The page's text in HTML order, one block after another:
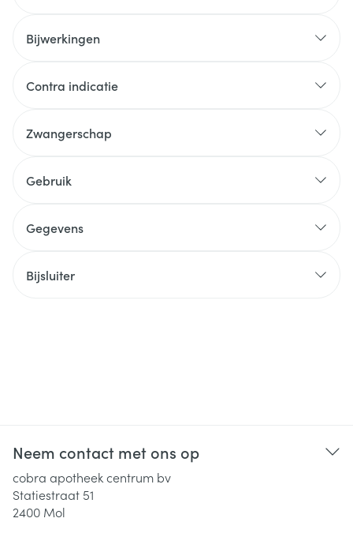
Bijwerkingen
Contra indicatie
Zwangerschap
Gebruik
Gegevens
Bijsluiter
Neem contact met ons op
cobra apotheek centrum bv
Statiestraat 51
2400 Mol